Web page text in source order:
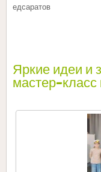
едсаратов
Яркие идеи и
мастер-